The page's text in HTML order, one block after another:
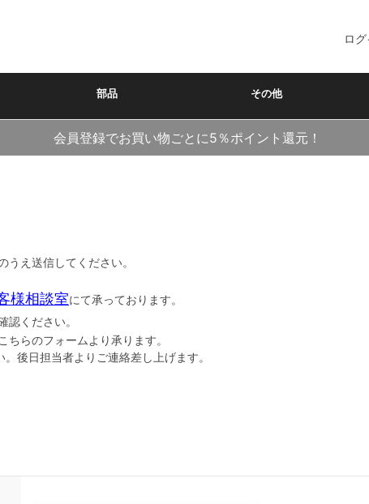
ロ
部品 その他
会員登録でお買い物ごとに5％ポイント還元！
え送信してください。
様相談室にて承っております。
認ください。
ちらのフォームより承ります。
日担当者よりご連絡差し上げます。